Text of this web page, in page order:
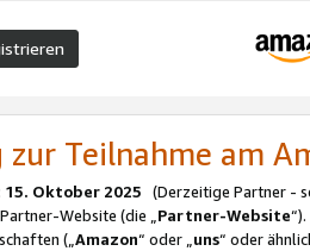
zur Teilnahme am
15. Oktober 2025 (Derzeitige Partner -
Website (die „Partner-Website
(„Amazon“ oder „uns“ oder